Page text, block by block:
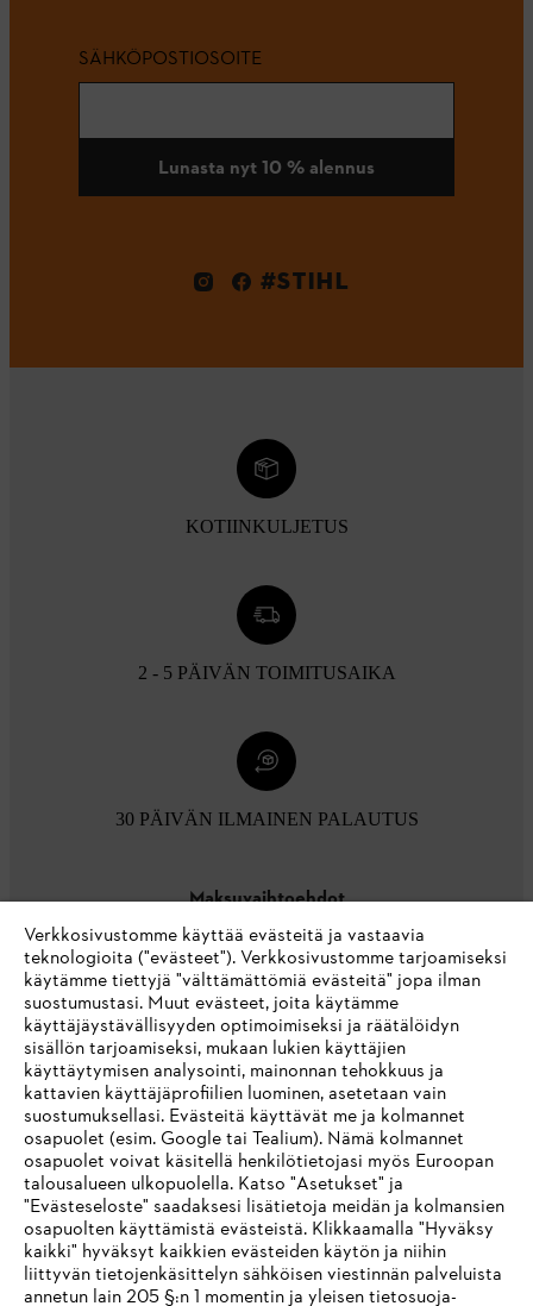
SÄHKÖPOSTIOSOITE
Lunasta nyt 10 % alennus
#STIHL
KOTIINKULJETUS
2 - 5 PÄIVÄN TOIMITUSAIKA
30 PÄIVÄN ILMAINEN PALAUTUS
Maksuvaihtoehdot
Yritys
STIHL FAQ
Palvelut
IHR BROWSER WIRD NICHT
Verkkosivustomme käyttää evästeitä ja vastaavia
teknologioita ("evästeet"). Verkkosivustomme tarjoamiseksi
käytämme tiettyjä "välttämättömiä evästeitä" jopa ilman
suostumustasi. Muut evästeet, joita käytämme
käyttäjäystävällisyyden optimoimiseksi ja räätälöidyn
sisällön tarjoamiseksi, mukaan lukien käyttäjien
käyttäytymisen analysointi, mainonnan tehokkuus ja
kattavien käyttäjäprofiilien luominen, asetetaan vain
suostumuksellasi. Evästeitä käyttävät me ja kolmannet
osapuolet (esim. Google tai Tealium). Nämä kolmannet
osapuolet voivat käsitellä henkilötietojasi myös Euroopan
talousalueen ulkopuolella. Katso "Asetukset" ja
"Evästeseloste" saadaksesi lisätietoja meidän ja kolmansien
osapuolten käyttämistä evästeistä. Klikkaamalla "Hyväksy
kaikki" hyväksyt kaikkien evästeiden käytön ja niihin
liittyvän tietojenkäsittelyn sähköisen viestinnän palveluista
annetun lain 205 §:n 1 momentin ja yleisen tietosuoja-